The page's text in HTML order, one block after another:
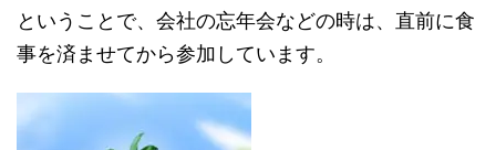
ということで、会社の忘年会などの時は、直前に食
事を済ませてから参加しています。